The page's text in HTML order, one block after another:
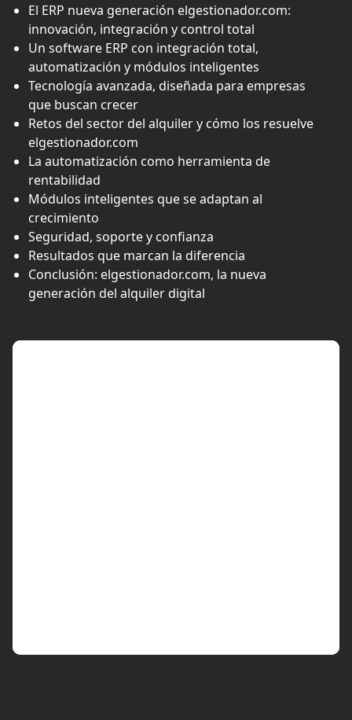
El ERP nueva generación elgestionador.com:
innovación, integración y control total
Un software ERP con integración total,
automatización y módulos inteligentes
Tecnología avanzada, diseñada para empresas
que buscan crecer
Retos del sector del alquiler y cómo los resuelve
elgestionador.com
La automatización como herramienta de
rentabilidad
Módulos inteligentes que se adaptan al
crecimiento
Seguridad, soporte y confianza
Resultados que marcan la diferencia
Conclusión: elgestionador.com, la nueva
generación del alquiler digital